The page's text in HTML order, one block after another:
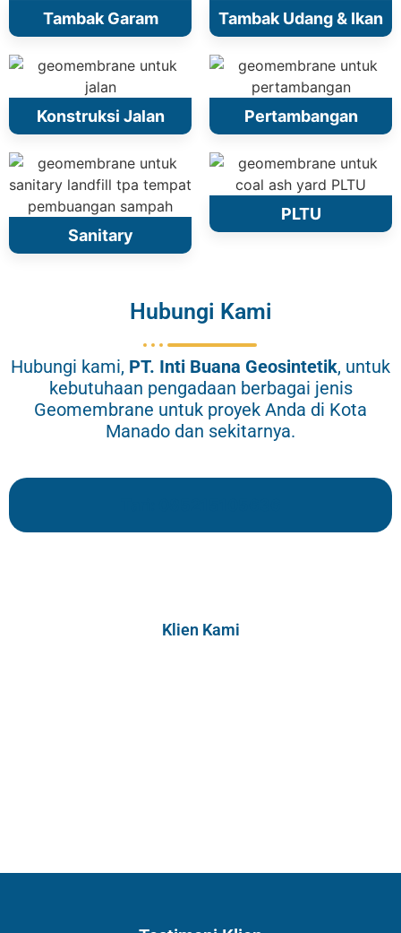
Tambak Garam Tambak Udang & Ikan
Konstruksi Jalan Pertambangan
Sanitary
PLTU
Hubungi Kami
Hubungi kami, PT. Inti Buana Geosintetik, untuk
kebutuhaan pengadaan berbagai jenis
Geomembrane untuk proyek Anda di Kota
Manado dan sekitarnya.
Klien Kami